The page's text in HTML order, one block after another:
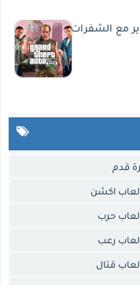
قدم
اكشن
حرب
رعب
قتال